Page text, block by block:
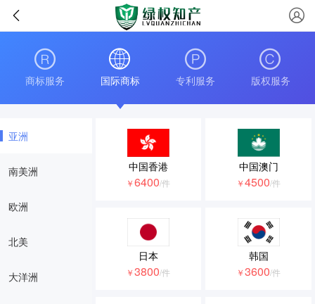
商标服务 国际商标 专利服务 版权服务
亚洲
南美洲
欧洲
北美
大洋洲
中国香港
￥6400/件
中国澳门
￥4500/件
日本
￥3800/件
韩国
￥3600/件